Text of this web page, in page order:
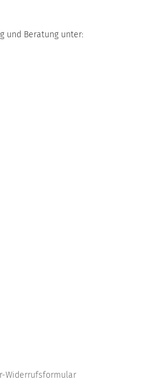
und Beratung unter:
Widerrufsformular